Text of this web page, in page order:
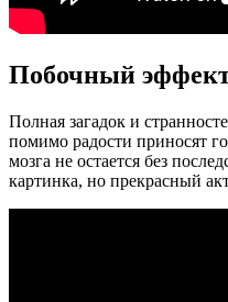
Побочный
Полная загадок и
помимо радости приносят
мозга не остается без
картинка, но прекрасный